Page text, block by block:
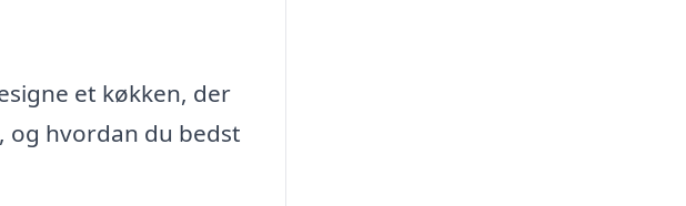
et køkken, der
og hvordan du bedst